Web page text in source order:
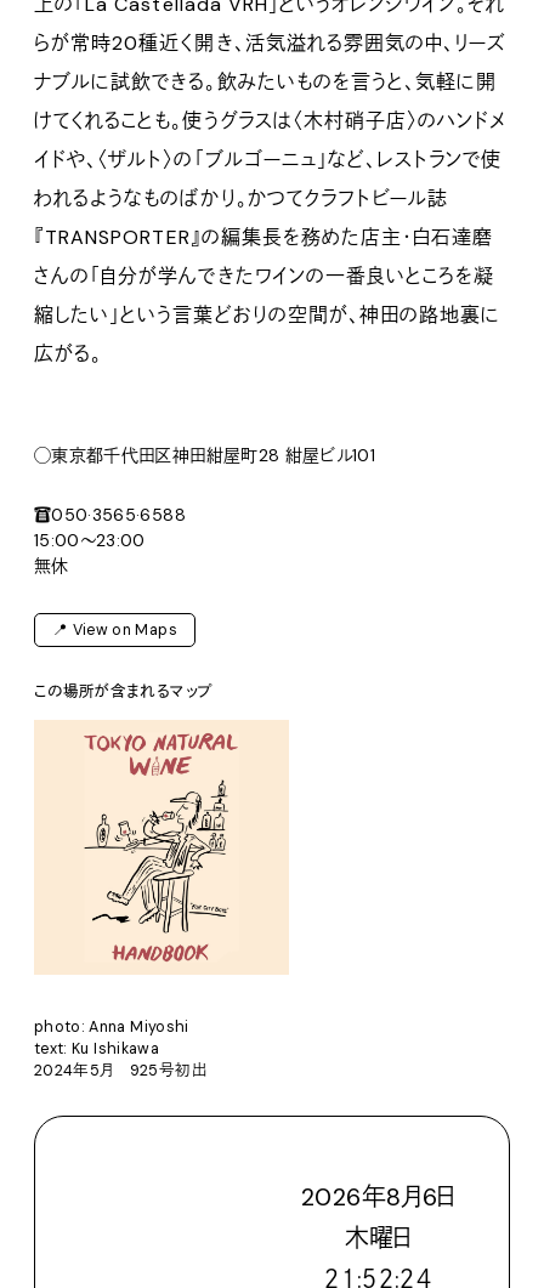
らが常時20種近く開き、活気溢れる雰囲気の中、リーズ
ナブルに試飲できる。飲みたいものを言うと、気軽に開
けてくれることも。使うグラスは〈木村硝子店〉のハンドメ
イドや、〈ザルト〉の「ブルゴーニュ」など、レストランで使
われるようなものばかり。かつてクラフトビール誌
『TRANSPORTER』の編集長を務めた店主・白石達磨
さんの「自分が学んできたワインの一番良いところを凝
縮したい」という言葉どおりの空間が、神田の路地裏に
広がる。
◯東京都千代田区神田紺屋町28 紺屋ビル101
☎️050·3565·6588
15:00～23:00
無休
📍 View on Maps
この場所が含まれるマップ
photo: Anna Miyoshi
text: Ku Ishikawa
2024年5月 925号初出
2026年8月6日
木曜日
２１:５２:２５